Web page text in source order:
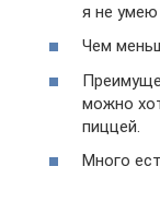
я не умею
Чем
можно
пиццей.
Много